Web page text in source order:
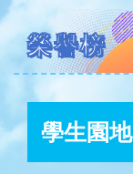
榮譽榜
學生園地